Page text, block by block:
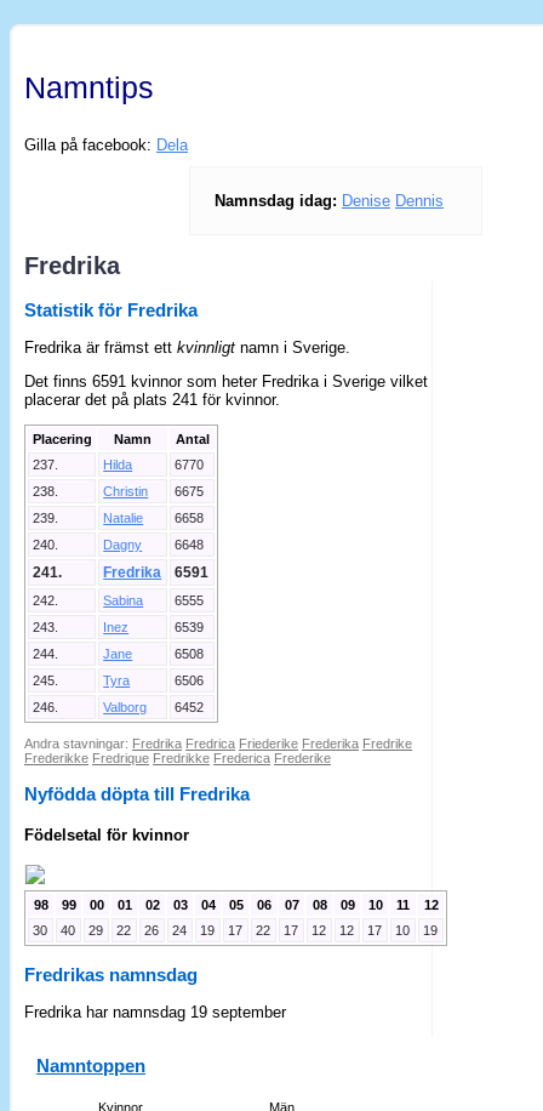
Namntips
Gilla på facebook: Dela
Namnsdag idag: Denise Dennis
Fredrika
Statistik för Fredrika
Fredrika är främst ettkvinnligt namn i Sverige.
Det finns 6591 kvinnor som heter Fredrika i Sverige vilket
placerar det på plats 241 för kvinnor.
Placering Namn
Antal
237.
Hilda
6770
238.
Christin
6675
239.
Natalie
6658
240.
Dagny 6648
241. Fredrika 6591
242. Sabina
6555
243.
Inez
6539
244.
Jane
6508
245.
Tyra
6506
246.
Valborg 6452
Andra stavningar: Fredrika Fredrica Friederike Frederika Fredrike
Frederikke Fredrique Fredrikke Frederica Frederike
Nyfödda döpta till Fredrika
Födelsetal för kvinnor
98 99 00 01 02 03 04 05 06 07 08 09 10 11
12
30
40 29 22 26 24 19 17 22 17 12 12 17 10 19
Fredrikas namnsdag
Fredrika har namnsdag 19 september
Namntoppen
Kvinnor
Män